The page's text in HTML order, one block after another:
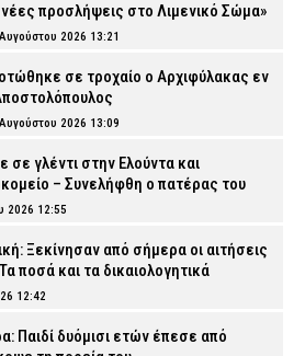
νέες προσλήψεις στο Λιμενικό Σώμα»
2026 13:21
σε τροχαίο ο Αρχιφύλακας εν
2026 13:09
γλέντι στην Ελούντα και
– Συνελήφθη ο πατέρας του
2026 12:55
Ξεκίνησαν από σήμερα οι αιτήσεις
ποσά και τα δικαιολογητικά
12:42
Παιδί δυόμισι ετών έπεσε από